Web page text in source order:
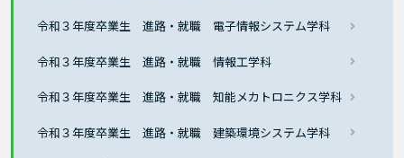
令和３年度卒業生 進路・就職 電子情報システム学科
令和３年度卒業生 進路・就職 情報工学科
令和３年度卒業生 進路・就職 知能メカトロニクス学科
令和３年度卒業生 進路・就職 建築環境システム学科